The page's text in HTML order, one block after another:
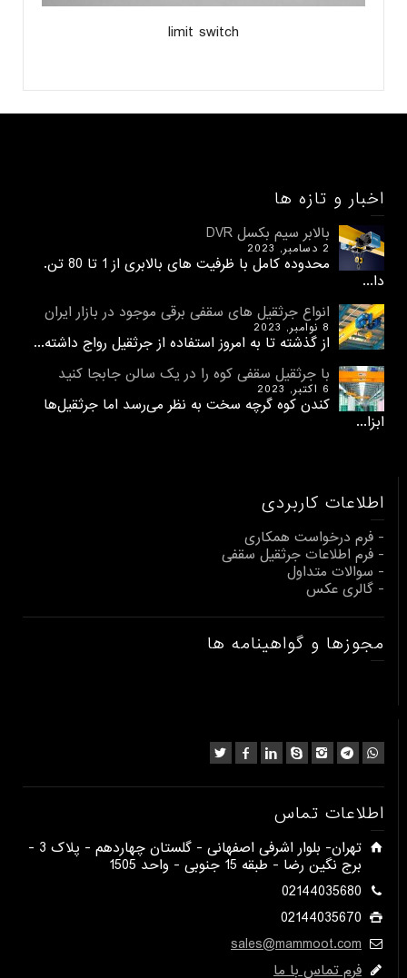
limit switch
اخبار و تازه ها
بالابر سیم بکسل DVR
2 دسامبر, 2023
محدوده کامل با ظرفیت های بالابری از 1 تا 80 تن.
دا...
انواع جرثقیل های سقفی برقی موجود در بازار ایران
8 نوامبر, 2023
از گذشته تا به امروز استفاده از جرثقیل رواج داشته...
با جرثقیل سقفی کوه را در یک سالن جابجا کنید
6 اکتبر, 2023
کندن کوه گرچه سخت به نظر می‌رسد اما جرثقیل‌ها
ابزا...
اطلاعات کاربردی
- فرم درخواست همکاری
- فرم اطلاعات جرثقیل سقفی
- سوالات متداول
- گالری عکس
مجوزها و گواهینامه ها
اطلاعات تماس
​تهران- بلوار اشرفی اصفهانی - گلستان چهاردهم - پلاک 3 -
برج نگین رضا - طبقه 15 جنوبی - واحد 1505​
02144035680
02144035670
sales@mammoot.com
فرم تماس با ما